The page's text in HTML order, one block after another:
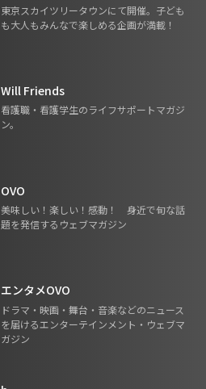
東京スカイツリータウンにて開催。子ども
も大人もみんなで楽しめる企画が満載！
Will Friends
看護職・看護学生のライフサポートマガジ
ン。
OVO
美味しい！楽しい！感動！ 身近で旬な話
題を発信するウェブマガジン
エンタメOVO
ドラマ・映画・舞台・音楽などのニュース
を届けるエンターテインメント・ウェブマ
ガジン